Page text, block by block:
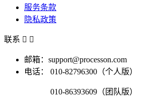
服务条款
隐私政策
联系  
邮箱：support@processon.com
电话：
010-82796300（个人版）
010-86393609（团队版）